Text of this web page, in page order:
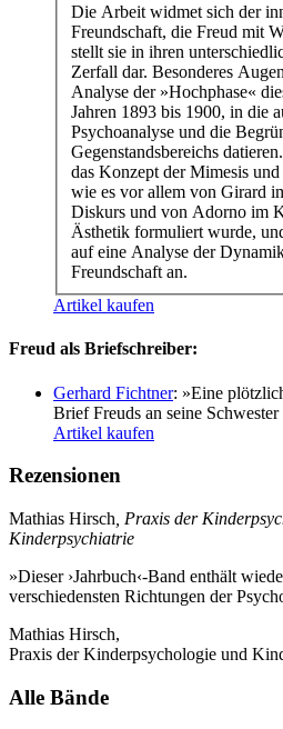
Die Arbeit widmet sich der
Freundschaft, die Freud mit
stellt sie in ihren
Zerfall dar. Besonderes
Analyse der »Hochphase«
Jahren 1893 bis 1900, in die
Psychoanalyse und die
Gegenstandsbereichs
das Konzept der Mimesis
wie es vor allem von Girard
Diskurs und von Adorno im
Ästhetik formuliert wurde,
auf eine Analyse der
Freundschaft an.
Artikel kaufen
Freud als Briefschreiber:
Gerhard Fichtner: »Eine
Brief Freuds an seine
Artikel kaufen
Rezensionen
Mathias Hirsch , Praxis der
Kinderpsychiatrie
»Dieser ›Jahrbuch‹-Band enthält
verschiedensten Richtungen der
Mathias Hirsch,
Praxis der Kinderpsychologie und
Alle Bände